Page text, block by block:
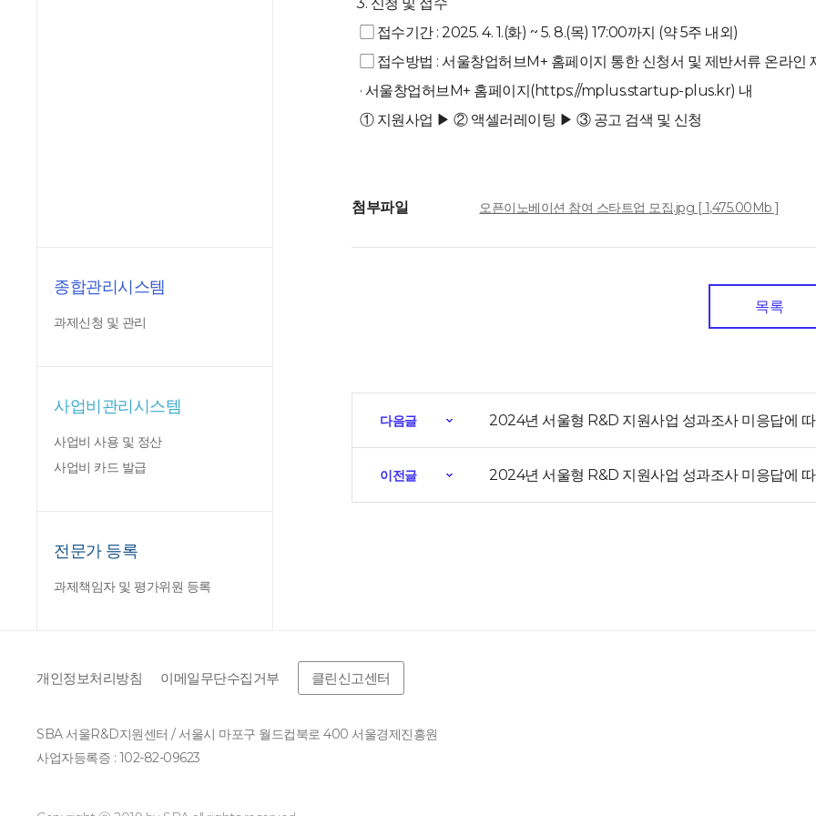
종합관리시스템
과제신청 및 관리
사업비관리시스템
사업비 사용 및 정산
사업비 카드 발급
전문가 등록
과제책임자 및 평가위원 등록
▢ 접수기간 : 2025. 4. 1.(화) ~ 5. 8.(목) 17:00까지 (약 5주 내외)
▢ 접수방법 : 서울창업허브M+ 홈페이지 통한 신청서 및 제반서류 온라인
· 서울창업허브M+ 홈페이지(https://mplus.startup-plus.kr) 내
① 지원사업 ▶ ② 액셀러레이팅 ▶ ③ 공고 검색 및 신청
첨부파일 오픈이노베이션 참여 스타트업 모집.jpg [ 1,475.00Mb ]
목록
다음글 2024년 서울형 R&D 지원사업 성과조사 미응답에
이전글 2024년 서울형 R&D 지원사업 성과조사 미응답에
개인정보처리방침 이메일무단수집거부 클린신고센터
SBA 서울R&D지원센터 / 서울시 마포구 월드컵북로 400 서울경제진흥원
사업자등록증 : 102-82-09623